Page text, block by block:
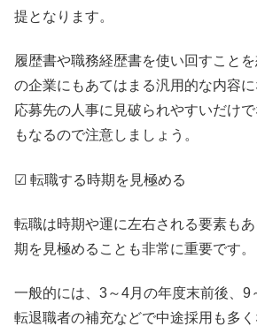
提となります。
履歴書や職務経歴書を使い回すこと
の企業にもあてはまる汎用的な内容に
応募先の人事に見破られやすいだけ
もなるので注意しましょう。
☑ 転職する時期を見極める
転職は時期や運に左右される要素も
期を見極めることも非常に重要です。
一般的には、3～4月の年度末前後、9
転退職者の補充などで中途採用も多